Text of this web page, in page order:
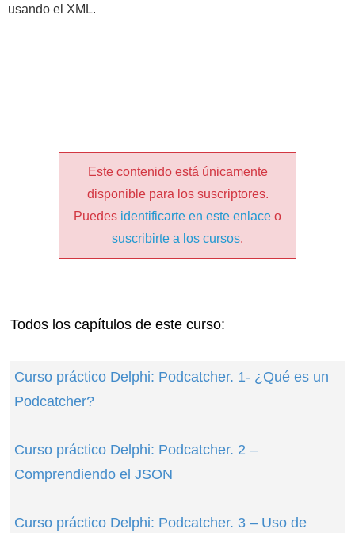
usando el XML.
Este contenido está únicamente
disponible para los suscriptores.
Puedes identificarte en este enlace o
suscribirte a los cursos.
Todos los capítulos de este curso:
Curso práctico Delphi: Podcatcher. 1- ¿Qué es un
Podcatcher?
Curso práctico Delphi: Podcatcher. 2 –
Comprendiendo el JSON
Curso práctico Delphi: Podcatcher. 3 – Uso de